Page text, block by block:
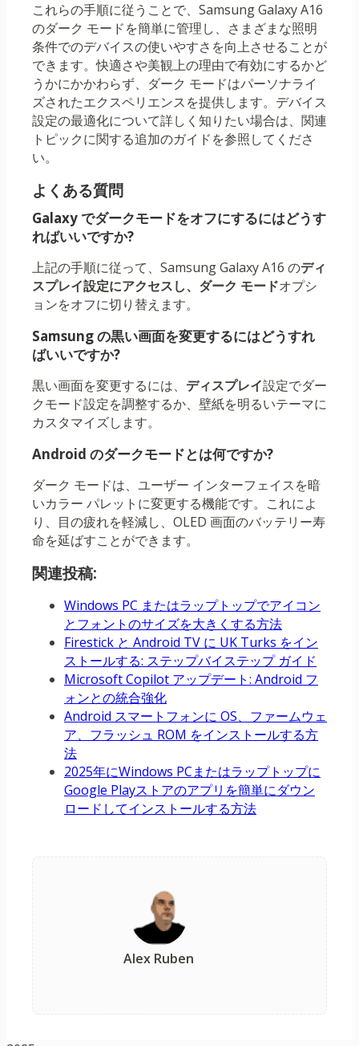
これらの手順に従うことで、Samsung Galaxy A16
のダーク モードを簡単に管理し、さまざまな照明
条件でのデバイスの使いやすさを向上させることが
できます。快適さや美観上の理由で有効にするかど
うかにかかわらず、ダーク モードはパーソナライ
ズされたエクスペリエンスを提供します。デバイス
設定の最適化について詳しく知りたい場合は、関連
トピックに関する追加のガイドを参照してくださ
い。
よくある質問
Galaxy でダークモードをオフにするにはどうす
ればいいですか?
上記の手順に従って、Samsung Galaxy A16 のディ
スプレイ設定にアクセスし、 ダーク モードオプシ
ョンをオフに切り替えます。
Samsung の黒い画面を変更するにはどうすれ
ばいいですか?
黒い画面を変更するには、 ディスプレイ設定でダー
クモード設定を調整するか、壁紙を明るいテーマに
カスタマイズします。
Android のダークモードとは何ですか?
ダーク モードは、ユーザー インターフェイスを暗
いカラー パレットに変更する機能です。これによ
り、目の疲れを軽減し、OLED 画面のバッテリー寿
命を延ばすことができます。
関連投稿:
Windows PC またはラップトップでアイコン
とフォントのサイズを大きくする方法
Firestick と Android TV に UK Turks をイン
ストールする: ステップバイステップ ガイド
Microsoft Copilot アップデート: Android フ
ォンとの統合強化
Android スマートフォンに OS、ファームウェ
ア、フラッシュ ROM をインストールする方
法
2025年にWindows PCまたはラップトップに
Google Playストアのアプリを簡単にダウン
ロードしてインストールする方法
Alex Ruben